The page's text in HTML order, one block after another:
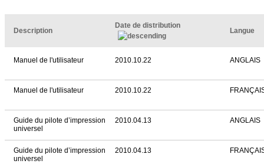
Description
Date de distribution
Langue
Manuel de l'utilisateur 2010.10.22 ANGLAIS
Manuel de l'utilisateur 2010.10.22
Guide du pilote d’impression
universel
2010.04.13 ANGLAIS
Guide du pilote d’impression
universel
2010.04.13